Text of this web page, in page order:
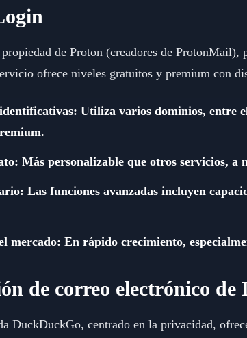
de Proton (creadores de
ofrece niveles gratuitos y premium con
Utiliza varios dominios, entre
Más personalizable que otros servicios, a
Las funciones avanzadas incluyen
mercado: En rápido crecimiento,
de correo electrónico
DuckDuckGo, centrado en la privacidad,